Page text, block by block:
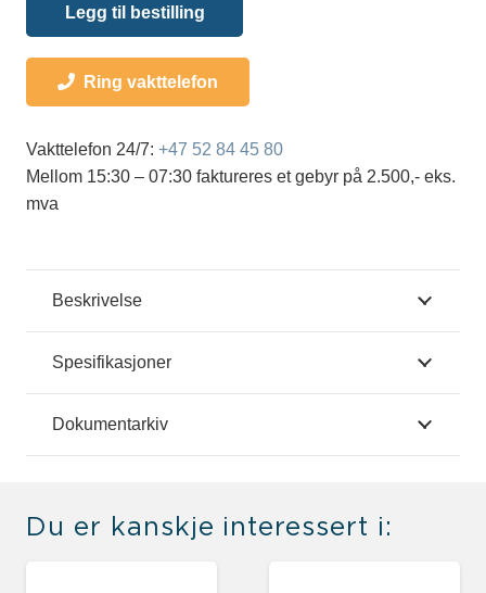
Legg til bestilling
Ring vakttelefon
Vakttelefon 24/7: +47 52 84 45 80
Mellom 15:30 – 07:30 faktureres et gebyr på 2.500,- eks.
mva
Beskrivelse
Spesifikasjoner
Dokumentarkiv
Du er kanskje interessert i: